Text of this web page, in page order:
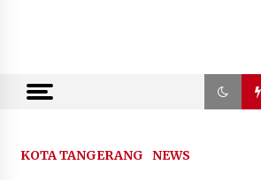
KOTA TANGERANG NEWS